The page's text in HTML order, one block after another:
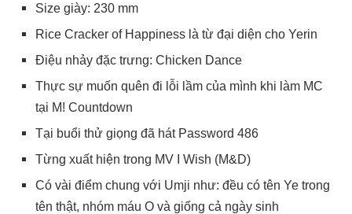
Size giày: 230 mm
Rice Cracker of Happiness là từ đại diện cho Yerin
Điệu nhảy đặc trưng: Chicken Dance
Thực sự muốn quên đi lỗi lầm của mình khi làm MC
tại M! Countdown
Tại buổi thử giọng đã hát Password 486
Từng xuất hiện trong MV I Wish (M&D)
Có vài điểm chung với Umji như: đều có tên Ye trong
tên thật, nhóm máu O và giống cả ngày sinh